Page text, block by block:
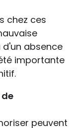
chez ces
absence
importante
peuvent